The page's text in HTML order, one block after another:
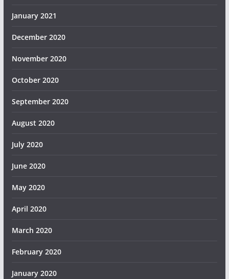
January 2021
December 2020
November 2020
October 2020
September 2020
August 2020
July 2020
June 2020
May 2020
April 2020
March 2020
February 2020
January 2020